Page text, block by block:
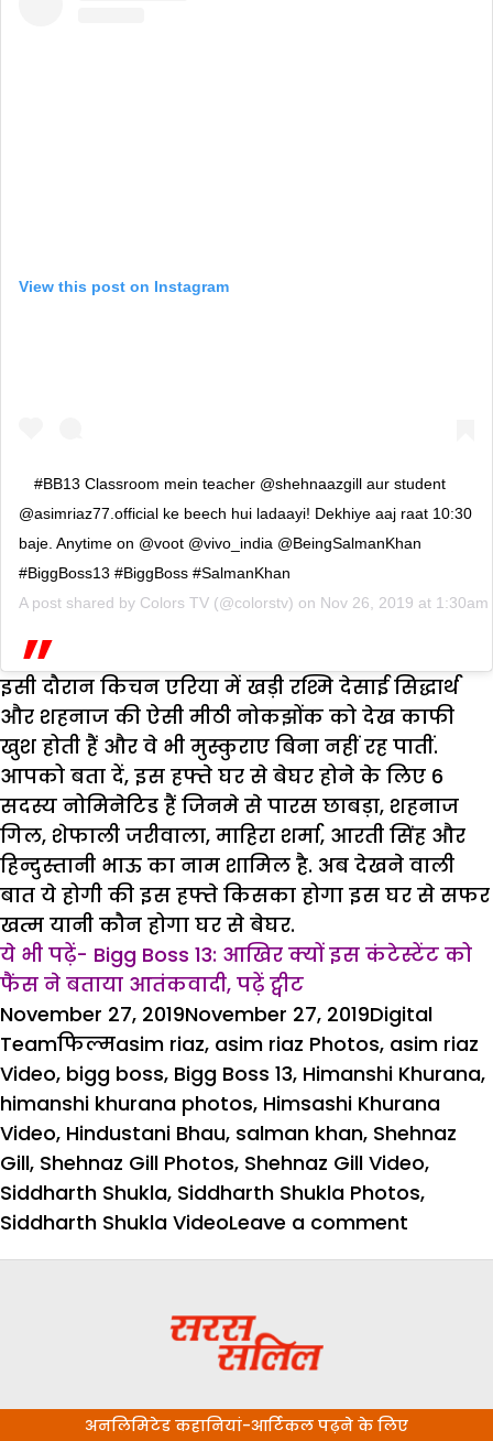
View this post on Instagram
#BB13 Classroom mein teacher @shehnaazgill aur student
@asimriaz77.official ke beech hui ladaayi! Dekhiye aaj raat 10:30
baje. Anytime on @voot @vivo_india @BeingSalmanKhan
#BiggBoss13 #BiggBoss #SalmanKhan
A post shared by Colors TV (@colorstv) on Nov 26, 2019 at 1:30am
इसी दौरान किचन एरिया में खड़ी रश्मि देसाई सिद्धार्थ
और शहनाज की ऐसी मीठी नोकझोंक को देख काफी
खुश होती हैं और वे भी मुस्कुराए बिना नहीं रह पातीं.
आपको बता दें, इस हफ्ते घर से बेघर होने के लिए 6
सदस्य नोमिनेटिड हैं जिनमे से पारस छाबड़ा, शहनाज
गिल, शेफाली जरीवाला, माहिरा शर्मा, आरती सिंह और
हिन्दुस्तानी भाऊ का नाम शामिल है. अब देखने वाली
बात ये होगी की इस हफ्ते किसका होगा इस घर से सफर
खत्म यानी कौन होगा घर से बेघर.
ये भी पढ़ें- Bigg Boss 13: आखिर क्यों इस कंटेस्टेंट को
फैंस ने बताया आतंकवादी, पढ़ें ट्वीट
Posted
on
November 27, 2019November 27, 2019Author
Digital
TeamCategories
फिल्मTags
asim riaz, asim riaz Photos, asim riaz
Video, bigg boss, Bigg Boss 13, Himanshi Khurana,
himanshi khurana photos, Himsashi Khurana
Video, Hindustani Bhau, salman khan, Shehnaz
Gill, Shehnaz Gill Photos, Shehnaz Gill Video,
Siddharth Shukla, Siddharth Shukla Photos,
Siddharth Shukla VideoLeave a comment
ने
अनलिमिटेड कहानियां-आर्टिकल पढ़ने के लिए